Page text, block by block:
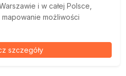
i w całej Polsce,
możliwości
szczegóły